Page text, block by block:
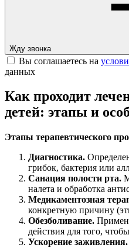
Жду звонка
Вы соглашаетесь на
данных
Как проходит
детей: этапы и
Этапы терапевтического
Диагностика.
грибок, бактерия или
Санация полости рта.
налета и обработка
Медикаментозная
конкретную причину
Обезболивание.
действия для того,
Ускорение заживления.